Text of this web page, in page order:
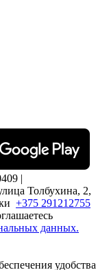
|
Толбухина, 2,
+375 291212755
данных.
удобства